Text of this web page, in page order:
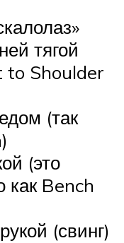
тягой
to Shoulder
(так
(это
как Bench
(свинг)